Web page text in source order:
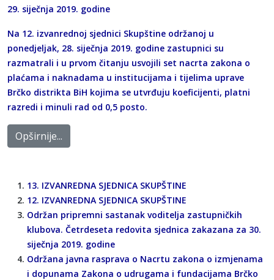
29. siječnja 2019. godine
Na 12. izvanrednoj sjednici Skupštine održanoj u
ponedjeljak, 28. siječnja 2019. godine zastupnici su
razmatrali i u prvom čitanju usvojili set nacrta zakona o
plaćama i naknadama u institucijama i tijelima uprave
Brčko distrikta BiH kojima se utvrđuju koeficijenti, platni
razredi i minuli rad od 0,5 posto.
Opširnije...
13. IZVANREDNA SJEDNICA SKUPŠTINE
12. IZVANREDNA SJEDNICA SKUPŠTINE
Održan pripremni sastanak voditelja zastupničkih
klubova. Četrdeseta redovita sjednica zakazana za 30.
siječnja 2019. godine
Održana javna rasprava o Nacrtu zakona o izmjenama
i dopunama Zakona o udrugama i fundacijama Brčko